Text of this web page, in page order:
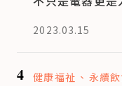
2023.03.15
4 健康福祉 永續